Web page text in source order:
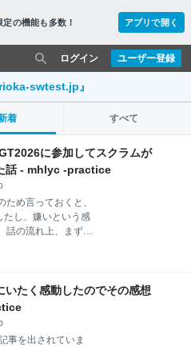
定の機能も多数！ アプリで開く
ユーザー登録
ログイン
swtest.jp』
着 すべて
に参加してスクラムが
話 - mhlyc -practice
め言っておくと、
たし、嫌いという感
話の流れ上、まずは
めさせてくださ
い もともと私はXP
でずっとウォーター
かったので、漠然
た。XP祭りなど、
いたく感動したのでその感想
事を出されていま